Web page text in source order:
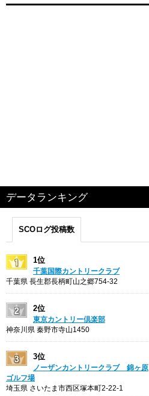
データランキング
SCOログ投稿数
1位
千葉国際カントリークラブ
千葉県 長生郡長柄町山之郷754-32
2位
東京カントリー倶楽部
神奈川県 秦野市寺山1450
3位
ノーザンカントリークラブ 錦ヶ原
ゴルフ場
埼玉県 さいたま市西区塚本町2-22-1